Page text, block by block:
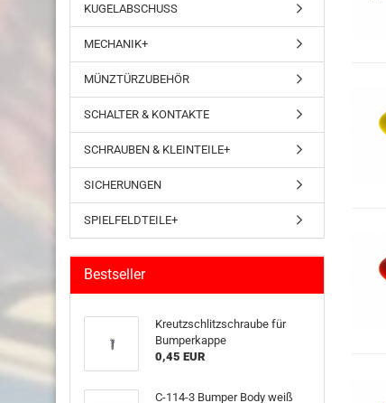
KUGELABSCHUSS
MECHANIK+
MÜNZTÜRZUBEHÖR
SCHALTER & KONTAKTE
SCHRAUBEN & KLEINTEILE+
SICHERUNGEN
SPIELFELDTEILE+
Bestseller
Kreutzschlitzschraube für
Bumperkappe
0,45 EUR
C-114-3 Bumper Body weiß